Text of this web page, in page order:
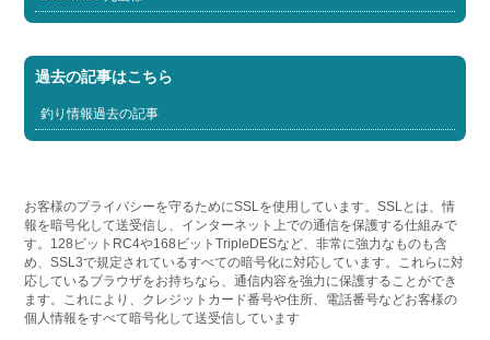
過去の記事はこちら
釣り情報過去の記事
お客様のプライバシーを守るためにSSLを使用しています。SSLとは、情
報を暗号化して送受信し、インターネット上での通信を保護する仕組みで
す。128ビットRC4や168ビットTripleDESなど、非常に強力なものも含
め、SSL3で規定されているすべての暗号化に対応しています。これらに対
応しているブラウザをお持ちなら、通信内容を強力に保護することができ
ます。これにより、クレジットカード番号や住所、電話番号などお客様の
個人情報をすべて暗号化して送受信しています